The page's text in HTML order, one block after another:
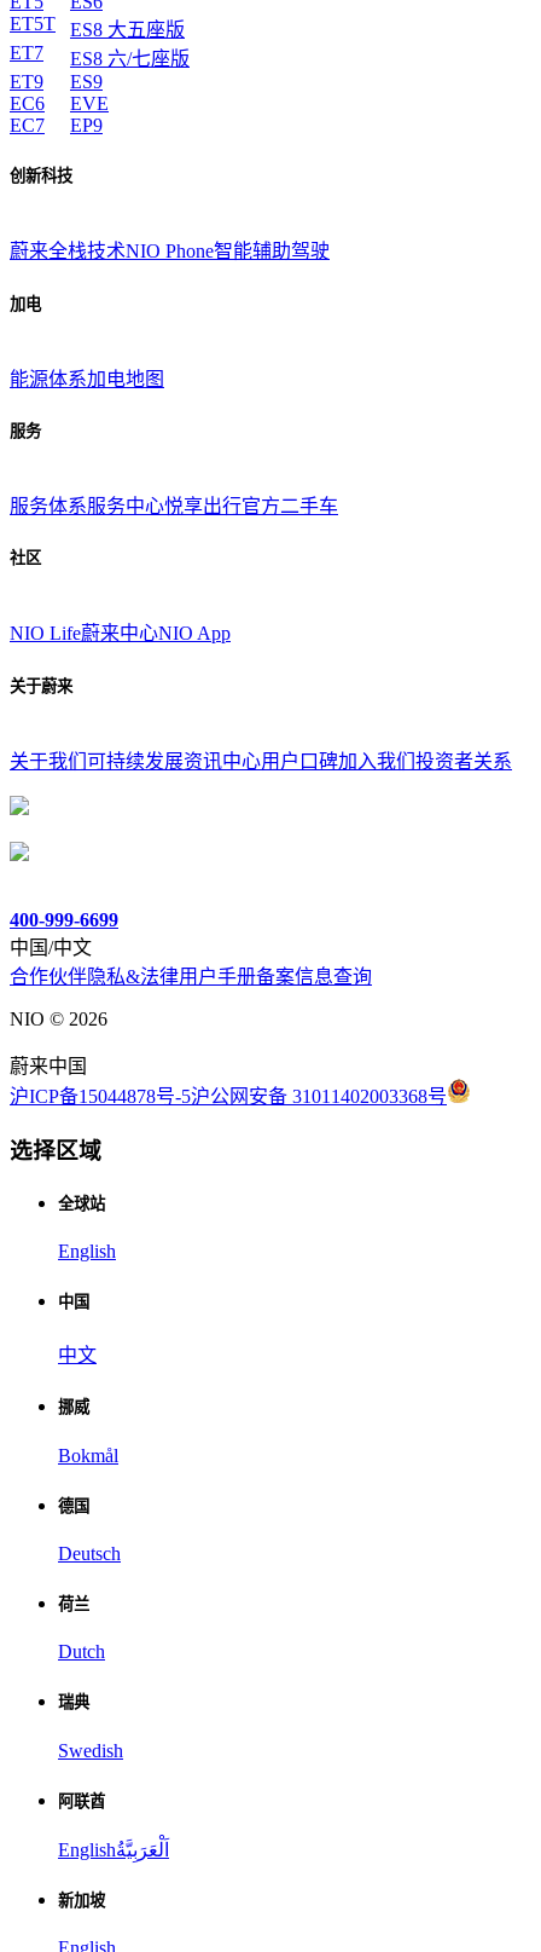
ET5T
ET7
ET9
EC6
EC7
ES8 大五座版
ES8 六/七座版
ES9
EVE
EP9
创新科技
蔚来全栈技术NIO Phone智能辅助驾驶
加电
能源体系加电地图
服务
服务体系服务中心悦享出行官方二手车
社区
NIO Life蔚来中心NIO App
关于蔚来
关于我们 可持续发展资讯中心用户口碑加入我们 投资者关系
400-999-6699
中国/中文
合作伙伴隐私&法律用户手册备案信息查询
NIO © 2026
蔚来中国
沪ICP备15044878号-5沪公网安备 31011402003368号
选择区域
全球站
English
中国
中文
挪威
Bokmål
德国
Deutsch
荷兰
Dutch
瑞典
Swedish
阿联酋
Englishاَلْعَرَبِيَّةُ
新加坡